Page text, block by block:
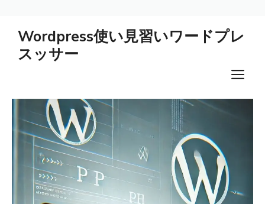
Wordpress使い見習いワードプレ
スッサー
メ
ニ